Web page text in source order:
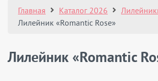
Главная Каталог 2026
Лилейник «Romantic Rose»
Лилейник «Romantic